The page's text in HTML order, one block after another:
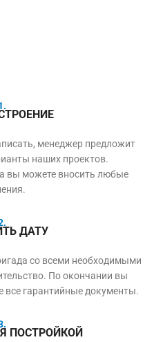
менеджер предложит
наших проектов.
вы можете вносить любые
ДАТУ
со всеми необходимыми
По окончании вы
все гарантийные документы.
ПОСТРОЙКОЙ